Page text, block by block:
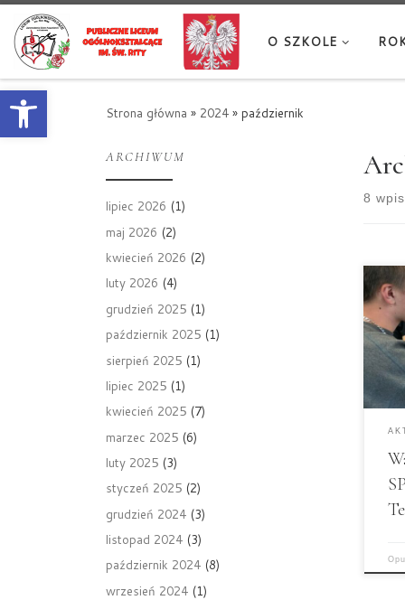
Otwórz pasek narzędzi
Przejdź do treści
O SZKOLE
Strona główna » 2024 » październik
8
To
do
ARCHIWUM
lipiec 2026 (1)
maj 2026 (2)
kwiecień 2026 (2)
luty 2026 (4)
grudzień 2025 (1)
październik 2025 (1)
sierpień 2025 (1)
lipiec 2025 (1)
kwiecień 2025 (7)
marzec 2025 (6)
luty 2025 (3)
styczeń 2025 (2)
grudzień 2024 (3)
listopad 2024 (3)
październik 2024 (8)
wrzesień 2024 (1)